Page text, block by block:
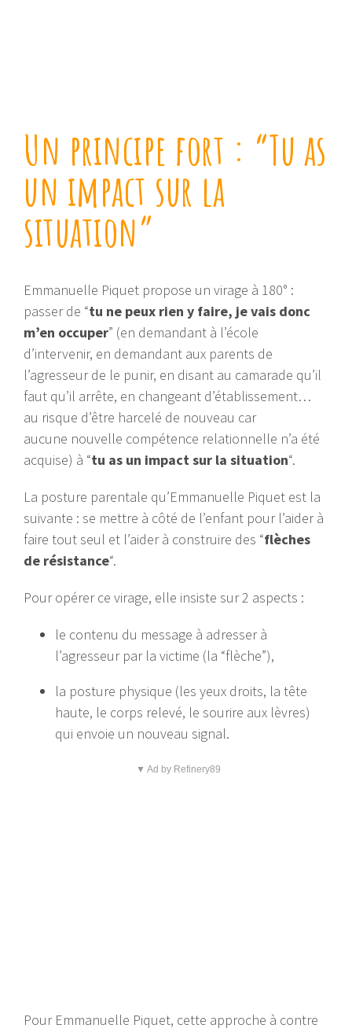
Un principe fort : “Tu as
un impact sur la
situation”
Emmanuelle Piquet propose un virage à 180° :
passer de “tu ne peux rien y faire, je vais donc
m’en occuper” (en demandant à l’école
d’intervenir, en demandant aux parents de
l’agresseur de le punir, en disant au camarade qu’il
faut qu’il arrête, en changeant d’établissement…
au risque d’être harcelé de nouveau car
aucune nouvelle compétence relationnelle n’a été
acquise) à “tu as un impact sur la situation“.
La posture parentale qu’Emmanuelle Piquet est la
suivante : se mettre à côté de l’enfant pour l’aider à
faire tout seul et l’aider à construire des “flèches
de résistance“.
Pour opérer ce virage, elle insiste sur 2 aspects :
le contenu du message à adresser à
l’agresseur par la victime (la “flèche”),
la posture physique (les yeux droits, la tête
haute, le corps relevé, le sourire aux lèvres)
qui envoie un nouveau signal.
▼ Ad by Refinery89
Pour Emmanuelle Piquet, cette approche à contre